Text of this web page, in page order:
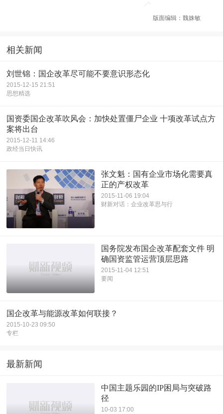
版面编辑：魏姝敏
相关新闻
刘世锦：国企改革尽可能不要意识形态化
2015-12-15 21:51
思想精选
国资委国企改革吹风会：加快处置僵尸企业 十项改革试点方
案将出台
2015-12-11 14:46
政经当日快讯
张文魁：国有企业市场化需要真
正的产权改革
2015-11-06 19:04
财新对话：企业改革思与行
国务院发布国企改革配套文件 明
确国资监管运营顶层思路
2015-11-04 12:51
要闻
国企改革与能源改革如何联接？
2015-10-23 09:50
专栏
最新新闻
中国主题乐园的IP困局与突破路
径
10-03 17:00